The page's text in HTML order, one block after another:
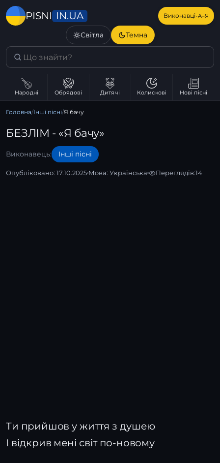
PISNI IN.UA Виконавці·А–Я
Світла Темна
Народні Обрядові Дитячі Колискові Нові пісні
Головна/Інші пісні/Я бачу
БЕЗЛІМ - «Я бачу»
Виконавець: Інші пісні
Опубліковано: 17.10.2025 Мова: Українська Переглядів:14
Ти прийшов у життя з душею
І відкрив мені світ по-новому